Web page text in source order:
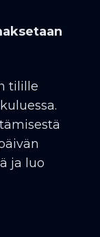
tilille
ja luo